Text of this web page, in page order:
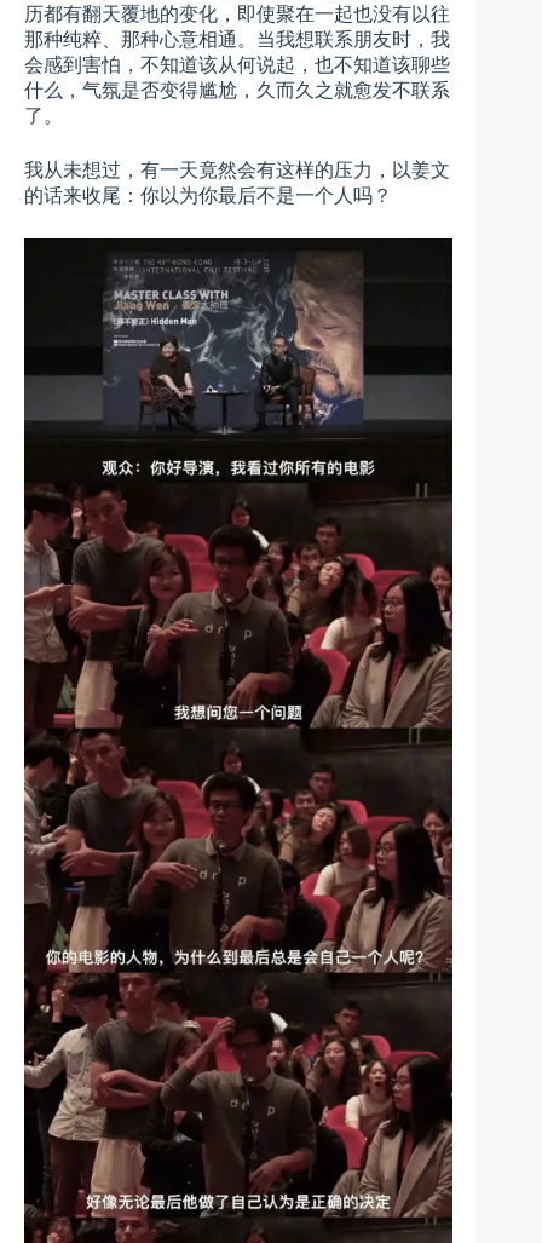
历都有翻天覆地的变化，即使聚在一起也没有以往
那种纯粹、那种心意相通。当我想联系朋友时，我
会感到害怕，不知道该从何说起，也不知道该聊些
什么，气氛是否变得尴尬，久而久之就愈发不联系
了。
我从未想过，有一天竟然会有这样的压力，以姜文
的话来收尾：你以为你最后不是一个人吗？